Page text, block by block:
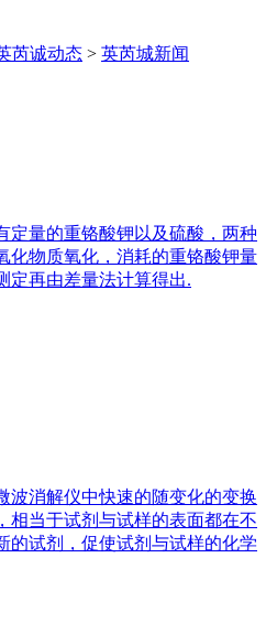
芮诚动态 > 英芮城新闻
定量的重铬酸钾以及硫酸，两种
化物质氧化，消耗的重铬酸钾量
定再由差量法计算得出.
波消解仪中快速的随变化的变换
相当于试剂与试样的表面都在不
的试剂，促使试剂与试样的化学